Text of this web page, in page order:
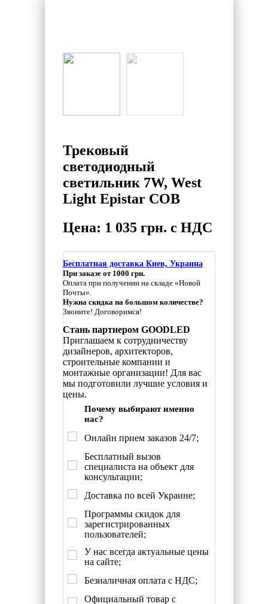
Трековый
светодиодный
светильник 7W, West
Light Epistar COB
Цена: 1 035 грн. с НДС
Бесплатная доставка Киев, Украина
При заказе от 1000 грн.
Оплата при получении на складе «Новой
Почты».
Нужна скидка на большом количестве?
Звоните! Договоримся!
Стань партнером GOODLED
Приглашаем к сотрудничеству
дизайнеров, архитекторов,
строительные компании и
монтажные организации! Для вас
мы подготовили лучшие условия и
цены.
Почему выбирают именно
нас?
Онлайн прием заказов 24/7;
Бесплатный вызов
специалиста на объект для
консультации;
Доставка по всей Украине;
Программы скидок для
зарегистрированных
пользователей;
У нас всегда актуальные цены
на сайте;
Безналичная оплата с НДС;
Официальный товар с